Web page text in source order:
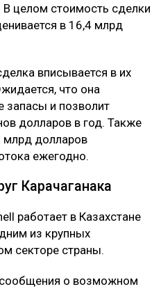
целом стоимость сделки
в 16,4 млрд
вписывается в их
что она
запасы и позволит
долларов в год. Также
млрд долларов
ежегодно.
Карачаганака
работает в Казахстане
из крупных
секторе страны.
о возможном